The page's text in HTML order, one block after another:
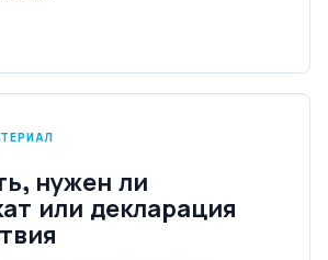
нужен ли
или декларация